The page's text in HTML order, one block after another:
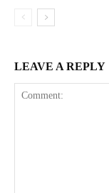
LEAVE A REPLY